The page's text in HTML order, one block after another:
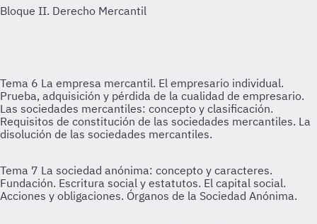
Tema 6 La empresa mercantil. El empresario individual.
Prueba, adquisición y pérdida de la cualidad de empresario.
Las sociedades mercantiles: concepto y clasificación.
Requisitos de constitución de las sociedades mercantiles. La
disolución de las sociedades mercantiles.
Tema 7 La sociedad anónima: concepto y caracteres.
Fundación. Escritura social y estatutos. El capital social.
Acciones y obligaciones. Órganos de la Sociedad Anónima.